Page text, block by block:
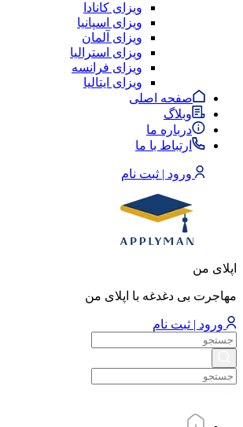
ویزای کانادا
ویزای اسپانیا
ویزای آلمان
ویزای استرالیا
ویزای فرانسه
ویزای ایتالیا
صفحه اصلی
وبلاگ
درباره ما
ارتباط با ما
ورود | ثبت نام
اپلای من
مهاجرت بی دغدغه با اپلای من
ورود | ثبت نام